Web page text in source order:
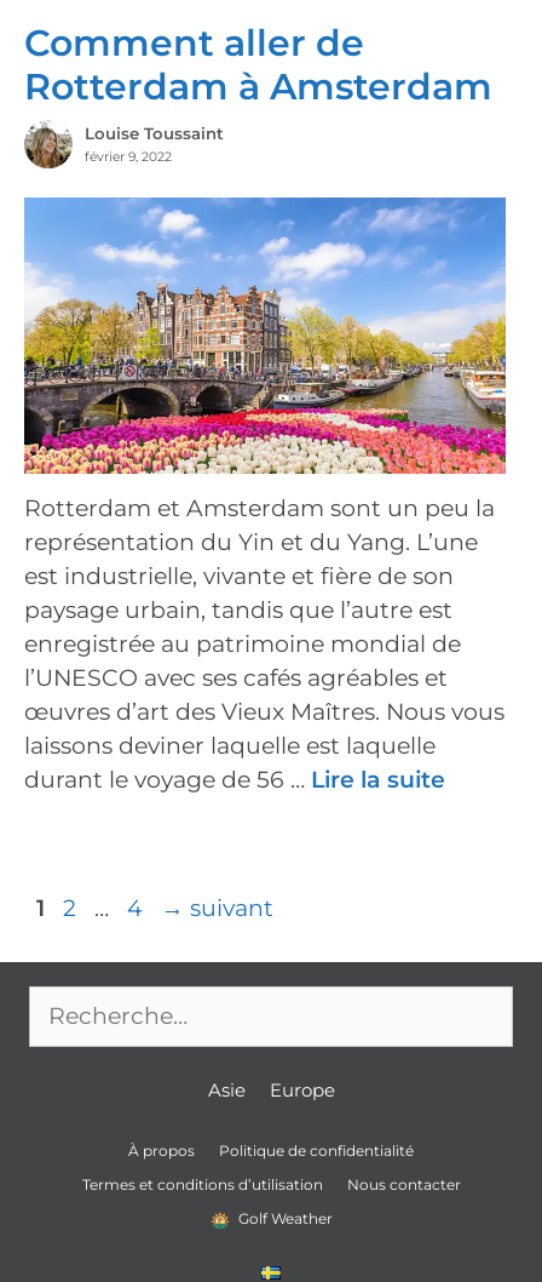
Comment aller de
Rotterdam à Amsterdam
Louise Toussaint
février 9, 2022
Rotterdam et Amsterdam sont un peu la
représentation du Yin et du Yang. L’une
est industrielle, vivante et fière de son
paysage urbain, tandis que l’autre est
enregistrée au patrimoine mondial de
l’UNESCO avec ses cafés agréables et
œuvres d’art des Vieux Maîtres. Nous vous
laissons deviner laquelle est laquelle
durant le voyage de 56 … Lire la suite
Navigation
Page
1 Page
2 … Page
4 → suivant
Asie Europe
À propos
Politique de confidentialité
Termes et conditions d’utilisation
Nous contacter
Golf Weather